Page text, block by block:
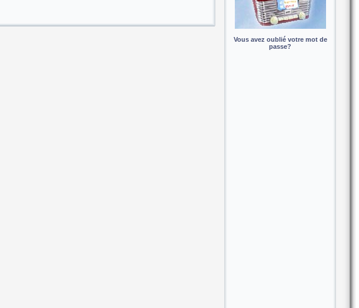
Vous avez oublié votre mot de
passe?